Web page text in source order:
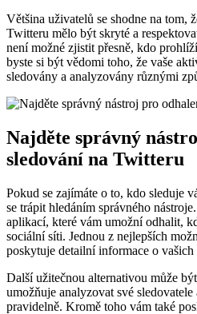
Většina uživatelů se shodne na tom,
Twitteru mělo být skryté a
není možné zjistit přesně, kdo
byste si být vědomi toho, že vaše
sledovány a analyzovány různými
Najděte správný
sledování na Twitteru
Pokud se zajímáte o to, kdo sleduje
se trápit hledáním správného
aplikací, které vám umožní odhalit,
sociální síti. Jednou z nejlepších
poskytuje detailní informace o
Další užitečnou alternativou může být
umožňuje analyzovat své
pravidelně. Kromě toho vám také